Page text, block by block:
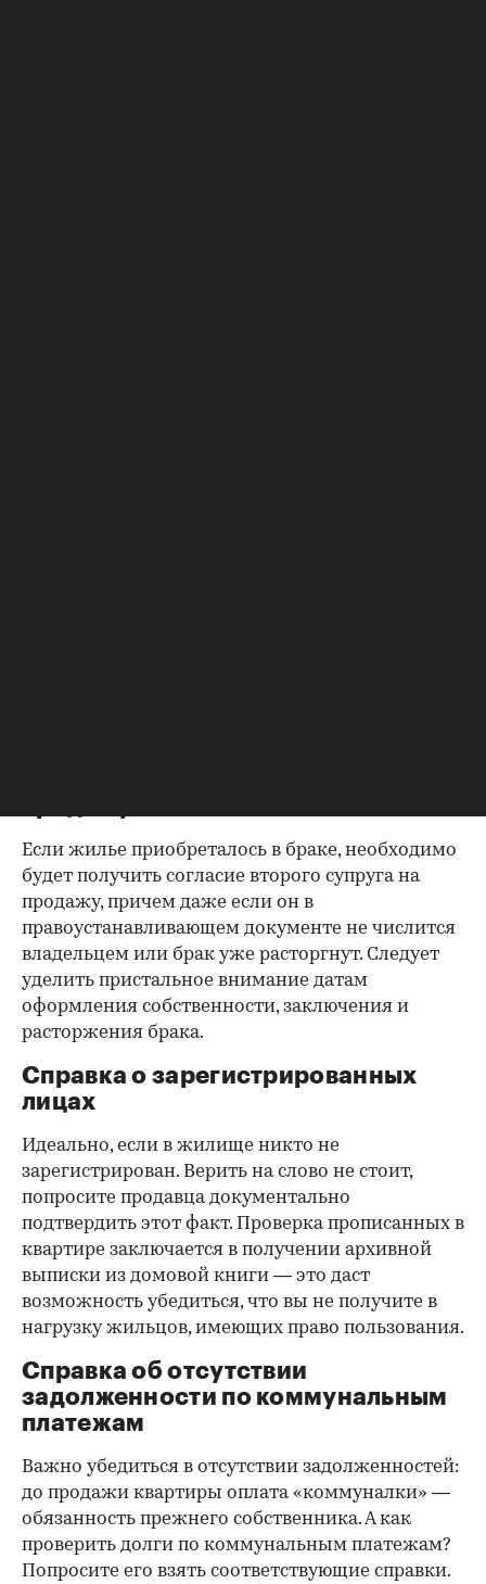
Если жилье приобреталось в браке, необходимо
будет получить согласие второго супруга на
продажу, причем даже если он в
правоустанавливающем документе не числится
владельцем или брак уже расторгнут. Следует
уделить пристальное внимание датам
оформления собственности, заключения и
расторжения брака.
Справка о зарегистрированных
лицах
Идеально, если в жилище никто не
зарегистрирован. Верить на слово не стоит,
попросите продавца документально
подтвердить этот факт. Проверка прописанных в
квартире заключается в получении архивной
выписки из домовой книги — это даст
возможность убедиться, что вы не получите в
нагрузку жильцов, имеющих право пользования.
Справка об отсутствии
задолженности по коммунальным
платежам
Важно убедиться в отсутствии задолженностей:
до продажи квартиры оплата «коммуналки» —
обязанность прежнего собственника. А как
проверить долги по коммунальным платежам?
Попросите его взять соответствующие справки.